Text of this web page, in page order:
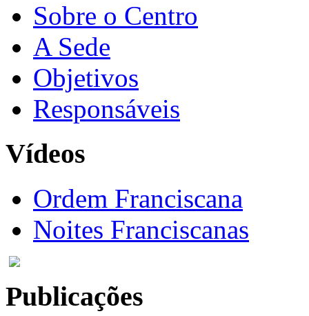
Sobre o Centro
A Sede
Objetivos
Responsáveis
Vídeos
Ordem Franciscana
Noites Franciscanas
Publicações